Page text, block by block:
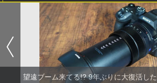
望遠ブーム来てる!? 9年ぶりに大復活し